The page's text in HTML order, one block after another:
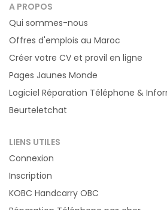
A PROPOS
Qui sommes-nous
Offres d'emplois au Maroc
Créer votre CV et provil en ligne
Pages Jaunes Monde
Logiciel Réparation Téléphone &
Beurteletchat
LIENS UTILES
Connexion
Inscription
KOBC Handcarry OBC